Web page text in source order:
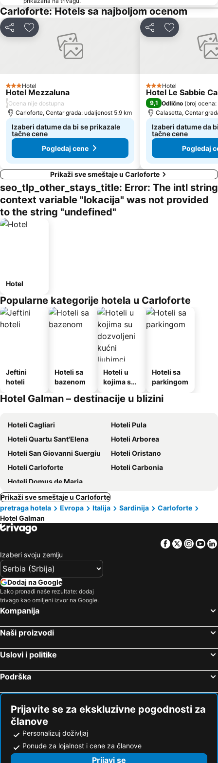
Carloforte: Hotels sa najboljom ocenom
Deli Dodati u favorite
3 Zvezdice
Hotel
Hotel Mezzaluna
/Ocena nije dostupna
Carloforte, Centar grada: udaljenost 5.9 km
Izaberi datume da bi se prikazale
tačne cene
Pogledaj cene
Deli Dodati u
3 Zvezdice
Hotel
Hotel Le Sabbie
9,1 Odlično (broj ocena:
Calasetta, Centar
Izaberi datume da
tačne cene
Pogledaj
Prikaži sve smeštaje u Carloforte
seo_tlp_other_stays_title: Error: The intl string
context variable "lokacija" was not provided
to the string "undefined"
Hotel
Popularne kategorije hotela u Carloforte
Jeftini
hoteli
Hoteli sa
bazenom
Hoteli u
kojima su
kućni
Hoteli sa
parkingom
Hotel Galman – destinacije u blizini
Hoteli Cagliari
Hoteli Pula
Hoteli Quartu Sant'Elena
Hoteli Arborea
Hoteli San Giovanni Suergiu
Hoteli Oristano
Hoteli Carloforte
Hoteli Carbonia
Hoteli Domus de Maria
Prikaži sve smeštaje u Carloforte
pretraga hotela
Evropa Italija Sardinija
Carloforte
Hotel Galman
Facebook
Twitter
Izaberi svoju zemlju
Dodaj na Google
Lako pronađi naše rezultate: dodaj
trivago kao omiljeni izvor na Google.
Kompanija
Naši proizvodi
Uslovi i politike
Podrška
Prijavite se za ekskluzivne pogodnosti za
članove
Personalizuj doživljaj
Ponude za lojalnost i cene za članove
Prijavi se